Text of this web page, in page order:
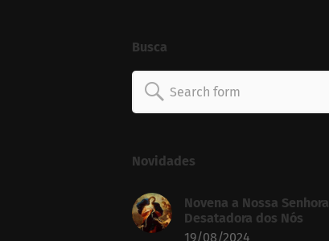
Busca
Search
for:
Novidades
Novena a Nossa Senhora
Desatadora dos Nós
19/08/2024